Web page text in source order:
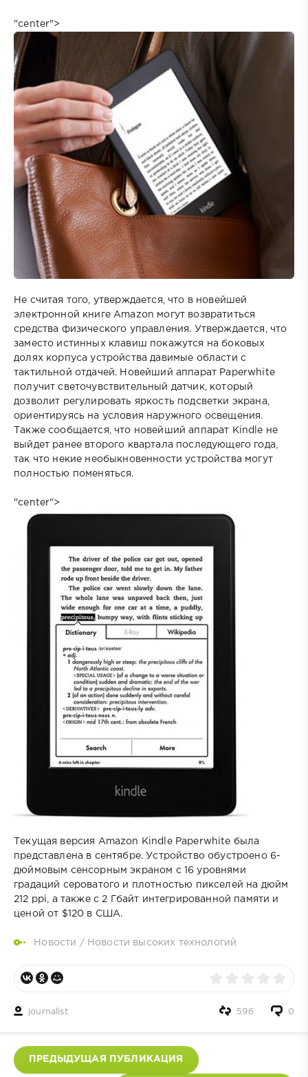
"center">
Не считая того, утверждается, что в новейшей
электронной книге Amazon могут возвратиться
средства физического управления. Утверждается, что
заместо истинных клавиш покажутся на боковых
долях корпуса устройства давимые области с
тактильной отдачей. Новейший аппарат Paperwhite
получит светочувствительный датчик, который
дозволит регулировать яркость подсветки экрана,
ориентируясь на условия наружного освещения.
Также сообщается, что новейший аппарат Kindle не
выйдет ранее второго квартала последующего года,
так что некие необыкновенности устройства могут
полностью поменяться.
"center">
Текущая версия Amazon Kindle Paperwhite была
представлена в сентябре. Устройство обустроено 6-
дюймовым сенсорным экраном с 16 уровнями
градаций сероватого и плотностью пикселей на дюйм
212 ppi, а также с 2 Гбайт интегрированной памяти и
ценой от $120 в США.
Новости / Новости высоких технологий
journalist 0
596
ПРЕДЫДУЩАЯ ПУБЛИКАЦИЯ